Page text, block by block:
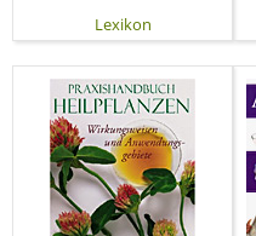
Lexikon